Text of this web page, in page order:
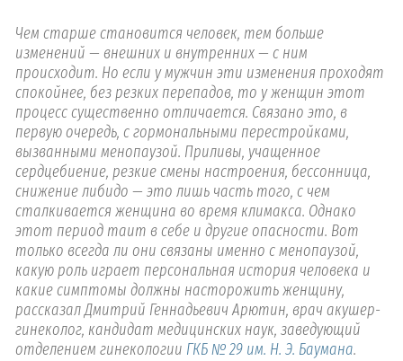
Чем старше становится человек, тем больше
изменений — внешних и внутренних — с ним
происходит. Но если у мужчин эти изменения проходят
спокойнее, без резких перепадов, то у женщин этот
процесс существенно отличается. Связано это, в
первую очередь, с гормональными перестройками,
вызванными менопаузой. Приливы, учащенное
сердцебиение, резкие смены настроения, бессонница,
снижение либидо — это лишь часть того, с чем
сталкивается женщина во время климакса. Однако
этот период таит в себе и другие опасности. Вот
только всегда ли они связаны именно с менопаузой,
какую роль играет персональная история человека и
какие симптомы должны насторожить женщину,
рассказал Дмитрий Геннадьевич Арютин, врач акушер-
гинеколог, кандидат медицинских наук, заведующий
отделением гинекологии ГКБ № 29 им. Н. Э. Баумана.